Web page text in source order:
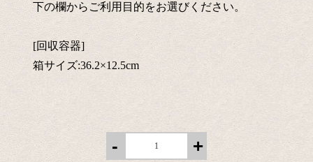
下の欄からご利用目的をお選びください。
[回収容器]
箱サイズ:36.2×12.5cm
- +